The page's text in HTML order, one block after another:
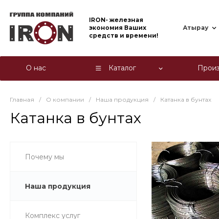
IRON- железная
экономия Ваших
средств и времени!
Атырау
О нас Каталог
Главная / О компании / Наша продукция / Катанка в бунтах
Катанка в бунтах
Почему мы
Наша продукция
Комплекс услуг